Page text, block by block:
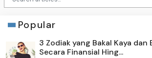
Popular
3 Zodiak yang Bakal Kaya
Secara Finansial Hing...